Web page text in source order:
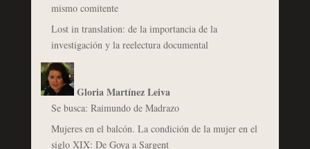
mismo comitente
Lost in translation: de la importancia de la
investigación y la reelectura documental
Gloria Martínez Leiva
Se busca: Raimundo de Madrazo
Mujeres en el balcón. La condición de la mujer en el
siglo XIX: De Goya a Sargent